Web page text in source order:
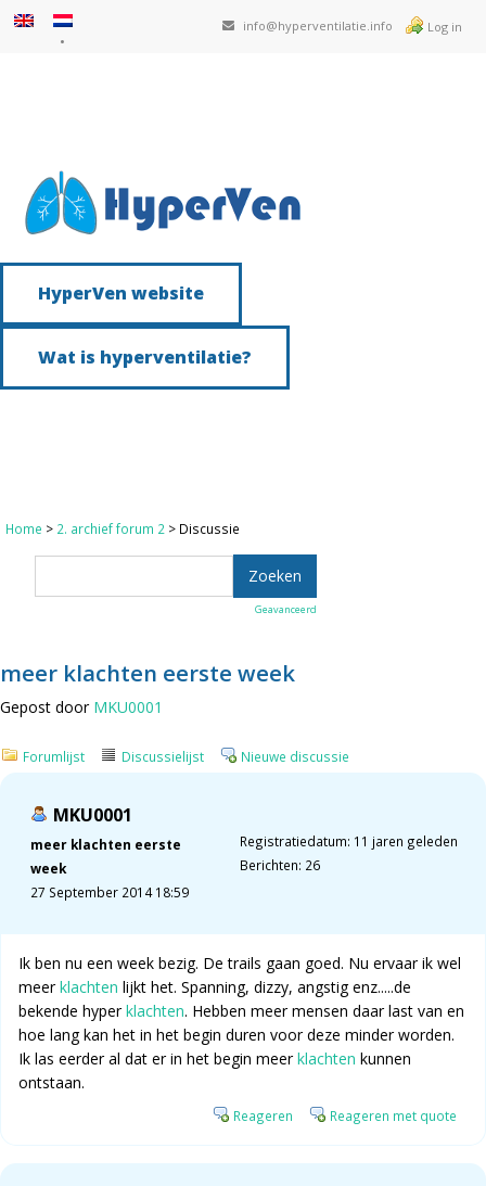
info@hyperventilatie.info Log in
HyperVen website
Wat is hyperventilatie?
Home > 2. archief forum 2 > Discussie
Geavanceerd
meer klachten eerste week
Gepost door MKU0001
Forumlijst Discussielijst Nieuwe discussie
MKU0001
meer klachten eerste
week
27 September 2014 18:59
Registratiedatum: 11 jaren geleden
Berichten: 26
Ik ben nu een week bezig. De trails gaan goed. Nu ervaar ik wel
meerklachten lijkt het. Spanning, dizzy, angstig enz.....de
bekende hyperklachten. Hebben meer mensen daar last van en
hoe lang kan het in het begin duren voor deze minder worden.
Ik las eerder al dat er in het begin meerklachten kunnen
ontstaan.
Reageren Reageren met quote